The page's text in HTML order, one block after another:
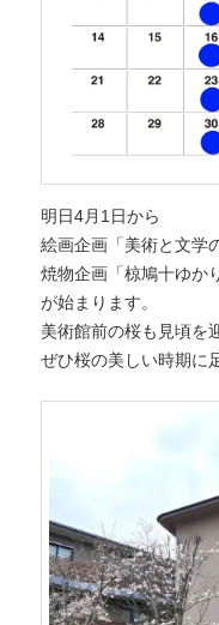
へ
移
明日4月1日から
絵画企画「美術と文
焼物企画「椋鳩十ゆか
が始まります。
美術館前の桜も見頃を
ぜひ桜の美しい時期に